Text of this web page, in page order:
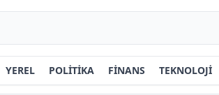
YEREL POLİTİKA FİNANS TEKNOLOJİ